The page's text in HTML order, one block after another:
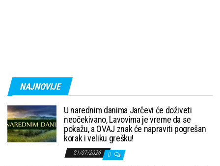
NAJNOVIJE
U narednim danima Jarčevi će doživeti
neočekivano, Lavovima je vreme da se
pokažu, a OVAJ znak će napraviti pogrešan
korak i veliku grešku!
21/07/2026 0